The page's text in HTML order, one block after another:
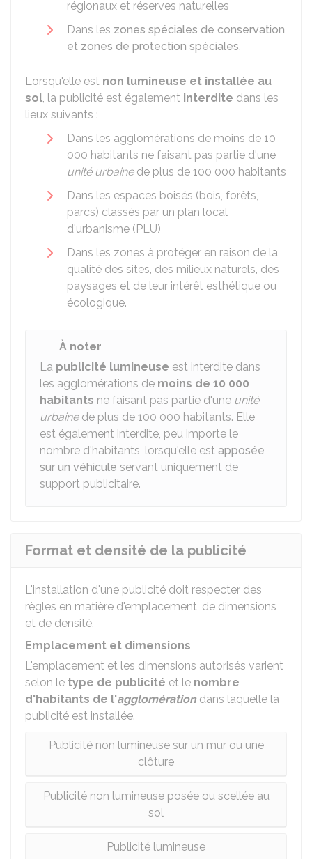
régionaux et réserves naturelles
Dans les zones spéciales de conservation
et zones de protection spéciales.
Lorsqu'elle est non lumineuse et installée au
sol, la publicité est également interdite dans les
lieux suivants :
Dans les agglomérations de moins de 10
000 habitants ne faisant pas partie d'une
unité urbainede plus de 100 000 habitants
Dans les espaces boisés (bois, forêts,
parcs) classés par un plan local
d'urbanisme (PLU)
Dans les zones à protéger en raison de la
qualité des sites, des milieux naturels, des
paysages et de leur intérêt esthétique ou
écologique.
À noter
La publicité lumineuse est interdite dans
les agglomérations de moins de 10 000
habitants ne faisant pas partie d'une unité
urbainede plus de 100 000 habitants. Elle
est également interdite, peu importe le
nombre d'habitants, lorsqu'elle est apposée
sur un véhicule servant uniquement de
support publicitaire.
Format et densité de la publicité
L'installation d'une publicité doit respecter des
règles en matière d'emplacement, de dimensions
et de densité.
Emplacement et dimensions
L'emplacement et les dimensions autorisés varient
selon le type de publicité et le nombre
d'habitants de l'agglomérationdans laquelle la
publicité est installée.
Publicité non lumineuse sur un mur ou une
clôture
Publicité non lumineuse posée ou scellée au
sol
Publicité lumineuse